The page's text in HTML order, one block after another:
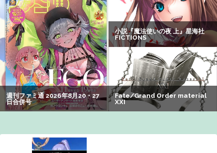
ワイ、「着衣おっばい」でしか抜けない体質になってしま
うｗｗｗｗｗ
【朗報】アマガミの棚町薫さん、最新絵でめっちゃ可愛く
なる：26/08/03のニュース
【悲報】坂口杏里を家に住ませてあげた結果ｗｗｗｗ
【悲報】女性「男への最大ダメージはこれ」←お前ら耐え
られる？
にも分からないｗｗｗｗ：26/08/08のニュース